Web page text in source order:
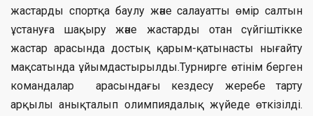
жастарды спортқа баулу және салауатты өмір салтын
ұстануға шақыру және жастарды отан сүйгіштікке
жастар арасында достық қарым-қатынасты нығайту
мақсатында ұйымдастырылды.Турнирге өтінім берген
командалар арасындағы кездесу жеребе тарту
арқылы анықталып олимпиядалық жүйеде өткізілді.